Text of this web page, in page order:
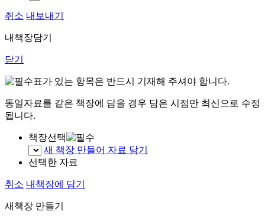
취소 내보내기
내책장담기
닫기
표가 있는 항목은 반드시 기재해 주셔야 합니다.
동일자료를 같은 책장에 담을 경우 담은 시점만 최신으로 수정
됩니다.
책장선택
새 책장 만들어 자료 담기
선택한 자료
취소 내책장에 담기
새책장 만들기